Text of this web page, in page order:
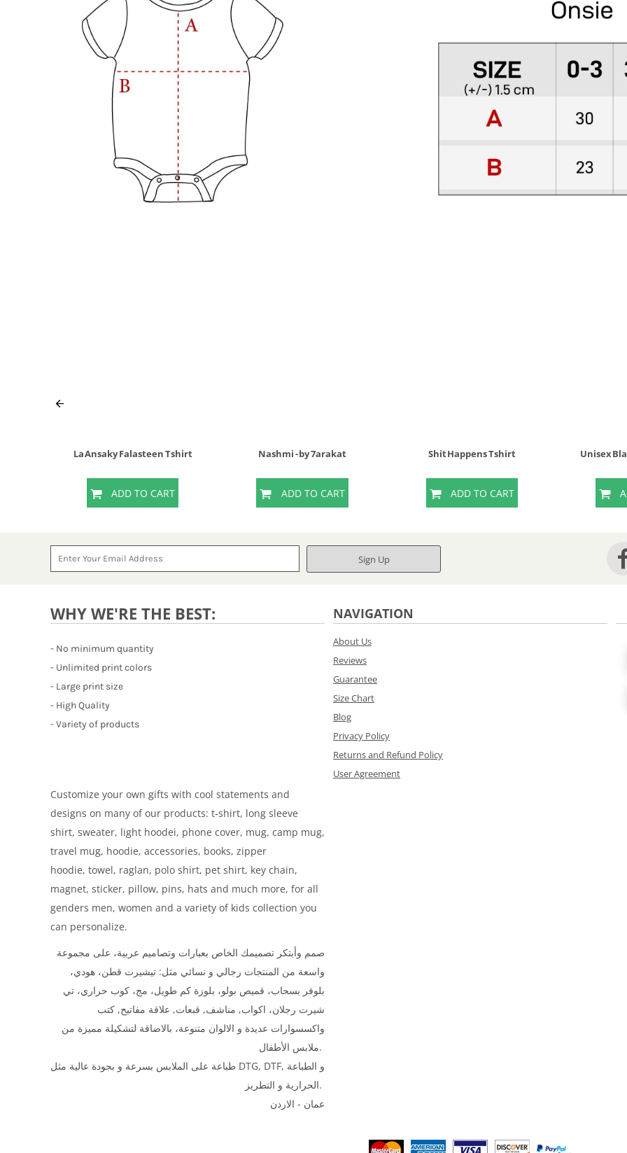
La Ansaky Falasteen Tshirt
ADD TO CART
Nashmi - by 7arakat
ADD TO CART
Shit Happens Tshirt
ADD TO CART
Unisex
Sign Up
WHY WE'RE THE BEST:
- No minimum quantity
- Unlimited print colors
- Large print size
- High Quality
- Variety of products
Customize your own gifts with cool statements and
designs on many of our products: t-shirt, long sleeve
shirt, sweater, light hoodei, phone cover, mug, camp mug,
travel mug, hoodie, accessories, books, zipper
hoodie, towel, raglan, polo shirt, pet shirt, key chain,
magnet, sticker, pillow, pins, hats and much more, for all
genders men, women and a variety of kids collection you
can personalize.
صمم وأبتكر تصميمك الخاص بعبارات وتصاميم عربية، على مجموعة
واسعة من المنتجات رجالي و نسائي مثل: تيشيرت قطن، هودي،
بلوفر بسحاب، قميص بولو، بلوزة كم طويل، مج، كوب حراري، تي
شيرت رجلان، اكواب, مناشف, قبعات, علاقة مفاتيح, كتب
واكسسوارات عديدة و الالوان متنوعة، بالاضاقة لتشكيلة مميزة من
ملابس الأطفال.
طباعة على الملابس بسرعة و بجودة عالية مثل DTG, DTF, و الطباعة
الحرارية و التطريز.
عمان - الاردن
NAVIGATION
About Us
Reviews
Guarantee
Size Chart
Blog
Privacy Policy
Returns and Refund Policy
User Agreement